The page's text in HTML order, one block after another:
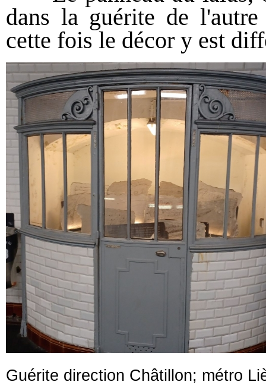
dans la guérite de
cette fois le décor y est
Guérite direction Châtillon; métro